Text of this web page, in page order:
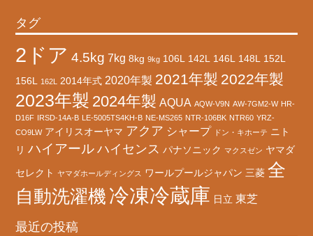
タグ
2ドア 4.5kg 7kg 8kg 9kg 106L 142L 146L 148L
152L
156L
162L 2014年式 2020年製 2021年製 2022年製
2023年製 2024年製 AQUA AQW-V9N AW-7GM2-W HR-
D16F IRSD-14A-B LE-5005TS4KH-B NE-MS265 NTR-106BK NTR60 YRZ-
CO9LW アイリスオーヤマ アクア シャープ ドン・キホーテ ニト
リ ハイアール ハイセンス パナソニック マクスゼン ヤマダ
セレクト ヤマダホールディングス ワールプールジャパン 三菱 全
自動洗濯機 冷凍冷蔵庫 日立 東芝
最近の投稿